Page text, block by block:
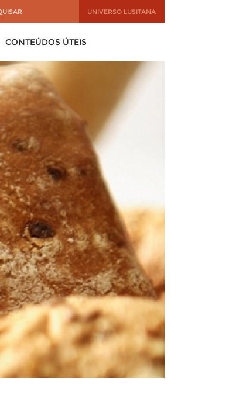
UNIVERSO LUSITANA
CONTEÚDOS ÚTEIS